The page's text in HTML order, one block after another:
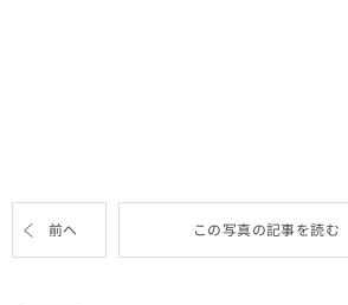
前へ この写真の記事を読む